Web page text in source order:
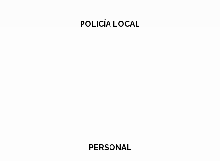
POLICÍA LOCAL
PERSONAL